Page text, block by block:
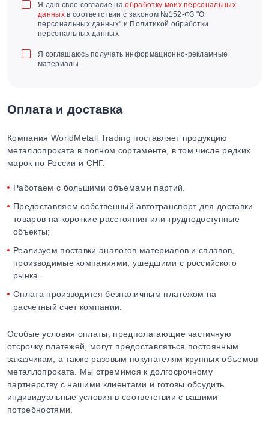
Я даю свое согласие наобработку моих персональных
данныхв соответствии с законом №152-ФЗ "О
персональных данных" и Политикой обработки
персональных данных
Я соглашаюсь получать информационно-рекламные
материалы
Оплата и доставка
Компания WorldMetall Trading поставляет продукцию
металлопроката в полном сортаменте, в том числе редких
марок по России и СНГ.
Работаем с большими объемами партий.
Предоставляем собственный автотранспорт для доставки
товаров на короткие расстояния или труднодоступные
объекты;
Реализуем поставки аналогов материалов и сплавов,
производимые компаниями, ушедшими с российского
рынка.
Оплата производится безналичным платежом на
расчетный счет компании.
Особые условия оплаты, предполагающие частичную
отсрочку платежей, могут предоставляться постоянным
заказчикам, а также разовым покупателям крупных объемов
металлопроката. Мы стремимся к долгосрочному
партнерству с нашими клиентами и готовы обсудить
индивидуальные условия в соответствии с вашими
потребностями.